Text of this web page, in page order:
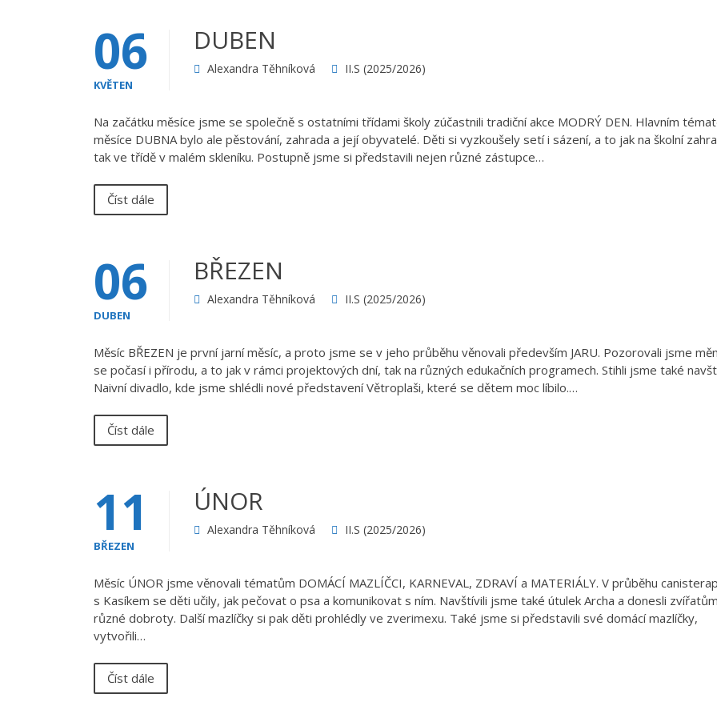
06
KVĚTEN
DUBEN
Alexandra Těhníková II.S (2025/2026)
Na začátku měsíce jsme se společně s ostatními třídami školy zúčastnili tradiční akce MODRÝ DEN. Hlavním
měsíce DUBNA bylo ale pěstování, zahrada a její obyvatelé. Děti si vyzkoušely setí i sázení, a to jak na školní
tak ve třídě v malém skleníku. Postupně jsme si představili nejen různé zástupce…
Číst dále
06
DUBEN
BŘEZEN
Alexandra Těhníková II.S (2025/2026)
Měsíc BŘEZEN je první jarní měsíc, a proto jsme se v jeho průběhu věnovali především JARU. Pozorovali jsme
se počasí i přírodu, a to jak v rámci projektových dní, tak na různých edukačních programech. Stihli jsme také
Naivní divadlo, kde jsme shlédli nové představení Větroplaši, které se dětem moc líbilo.…
Číst dále
11
BŘEZEN
ÚNOR
Alexandra Těhníková II.S (2025/2026)
Měsíc ÚNOR jsme věnovali tématům DOMÁCÍ MAZLÍČCI, KARNEVAL, ZDRAVÍ a MATERIÁLY. V průběhu
s Kasíkem se děti učily, jak pečovat o psa a komunikovat s ním. Navštívili jsme také útulek Archa a donesli zvířatům
různé dobroty. Další mazlíčky si pak děti prohlédly ve zverimexu. Také jsme si představili své domácí mazlíčky,
vytvořili…
Číst dále